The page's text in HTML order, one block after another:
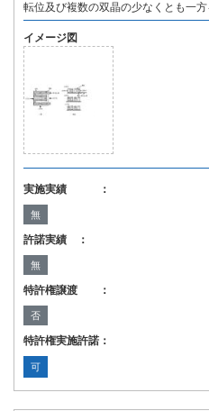
転位及び複数の双晶の少なくとも一方
イメージ図
実施実績 ：
無
許諾実績 ：
無
特許権譲渡 ：
否
特許権実施許諾：
可